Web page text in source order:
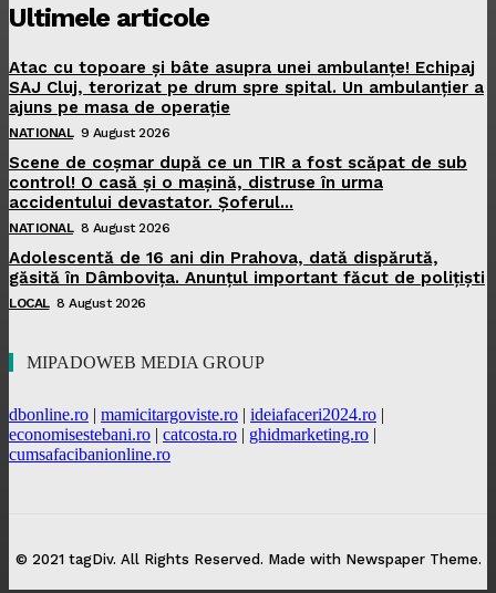
Ultimele articole
Atac cu topoare și bâte asupra unei ambulanțe! Echipaj
SAJ Cluj, terorizat pe drum spre spital. Un ambulanțier a
ajuns pe masa de operație
NATIONAL 9 August 2026
Scene de coșmar după ce un TIR a fost scăpat de sub
control! O casă și o mașină, distruse în urma
accidentului devastator. Șoferul...
NATIONAL 8 August 2026
Adolescentă de 16 ani din Prahova, dată dispărută,
găsită în Dâmbovița. Anunțul important făcut de polițiști
LOCAL 8 August 2026
MIPADOWEB MEDIA GROUP
dbonline.ro | mamicitargoviste.ro | ideiafaceri2024.ro |
economisestebani.ro | catcosta.ro | ghidmarketing.ro |
cumsafacibanionline.ro
© 2021 tagDiv. All Rights Reserved. Made with Newspaper Theme.